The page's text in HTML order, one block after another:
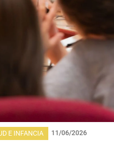
E INFANCIA 11/06/2026